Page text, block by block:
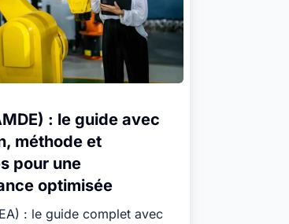
: le guide avec
méthode et
pour une
optimisée
: le guide complet avec